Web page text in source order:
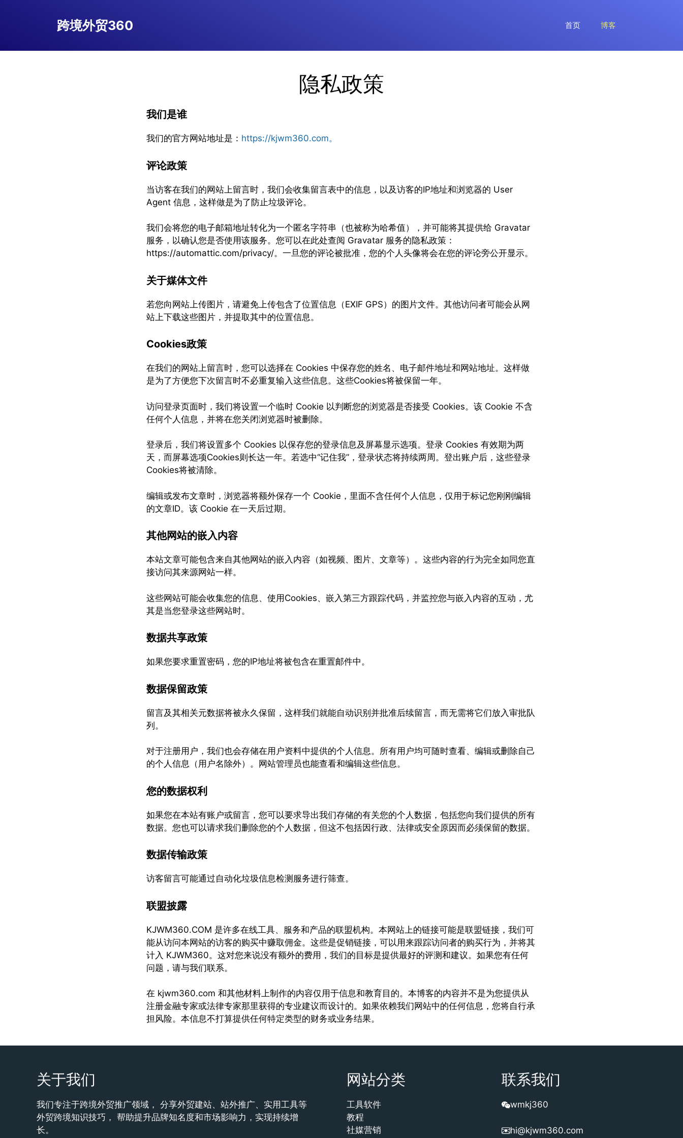
跨境外贸360 首页 博客
隐私政策
我们是谁
我们的官方网站地址是： https://kjwm360.com。
评论政策
当访客在我们的网站上留言时，我们会收集留言表中的信息，以及访客的IP地址和浏览器的 User
Agent 信息，这样做是为了防止垃圾评论。
我们会将您的电子邮箱地址转化为一个匿名字符串（也被称为哈希值），并可能将其提供给 Gravatar
服务，以确认您是否使用该服务。您可以在此处查阅 Gravatar 服务的隐私政策：
https://automattic.com/privacy/。一旦您的评论被批准，您的个人头像将会在您的评论旁公开显示。
关于媒体文件
若您向网站上传图片，请避免上传包含了位置信息（EXIF GPS）的图片文件。其他访问者可能会从网
站上下载这些图片，并提取其中的位置信息。
Cookies政策
在我们的网站上留言时，您可以选择在 Cookies 中保存您的姓名、电子邮件地址和网站地址。这样做
是为了方便您下次留言时不必重复输入这些信息。这些Cookies将被保留一年。
访问登录页面时，我们将设置一个临时 Cookie 以判断您的浏览器是否接受 Cookies。该 Cookie 不含
任何个人信息，并将在您关闭浏览器时被删除。
登录后，我们将设置多个 Cookies 以保存您的登录信息及屏幕显示选项。登录 Cookies 有效期为两
天，而屏幕选项Cookies则长达一年。若选中“记住我”，登录状态将持续两周。登出账户后，这些登录
Cookies将被清除。
编辑或发布文章时，浏览器将额外保存一个 Cookie，里面不含任何个人信息，仅用于标记您刚刚编辑
的文章ID。该 Cookie 在一天后过期。
其他网站的嵌入内容
本站文章可能包含来自其他网站的嵌入内容（如视频、图片、文章等）。这些内容的行为完全如同您直
接访问其来源网站一样。
这些网站可能会收集您的信息、使用Cookies、嵌入第三方跟踪代码，并监控您与嵌入内容的互动，尤
其是当您登录这些网站时。
数据共享政策
如果您要求重置密码，您的IP地址将被包含在重置邮件中。
数据保留政策
留言及其相关元数据将被永久保留，这样我们就能自动识别并批准后续留言，而无需将它们放入审批队
列。
对于注册用户，我们也会存储在用户资料中提供的个人信息。所有用户均可随时查看、编辑或删除自己
的个人信息（用户名除外）。网站管理员也能查看和编辑这些信息。
您的数据权利
如果您在本站有账户或留言，您可以要求导出我们存储的有关您的个人数据，包括您向我们提供的所有
数据。您也可以请求我们删除您的个人数据，但这不包括因行政、法律或安全原因而必须保留的数据。
数据传输政策
访客留言可能通过自动化垃圾信息检测服务进行筛查。
联盟披露
KJWM360.COM 是许多在线工具、服务和产品的联盟机构。本网站上的链接可能是联盟链接，我们可
能从访问本网站的访客的购买中赚取佣金。这些是促销链接，可以用来跟踪访问者的购买行为，并将其
计入 KJWM360。这对您来说没有额外的费用，我们的目标是提供最好的评测和建议。如果您有任何
问题，请与我们联系。
在 kjwm360.com 和其他材料上制作的内容仅用于信息和教育目的。本博客的内容并不是为您提供从
注册金融专家或法律专家那里获得的专业建议而设计的。如果依赖我们网站中的任何信息，您将自行承
担风险。本信息不打算提供任何特定类型的财务或业务结果。
关于我们
我们专注于跨境外贸推广领域， 分享外贸建站、站外推广、实用工具等
外贸跨境知识技巧， 帮助提升品牌知名度和市场影响力，实现持续增
长。
网站分类
工具软件
教程
社媒营销
联系我们
wmkj360
hi@kjwm360.com